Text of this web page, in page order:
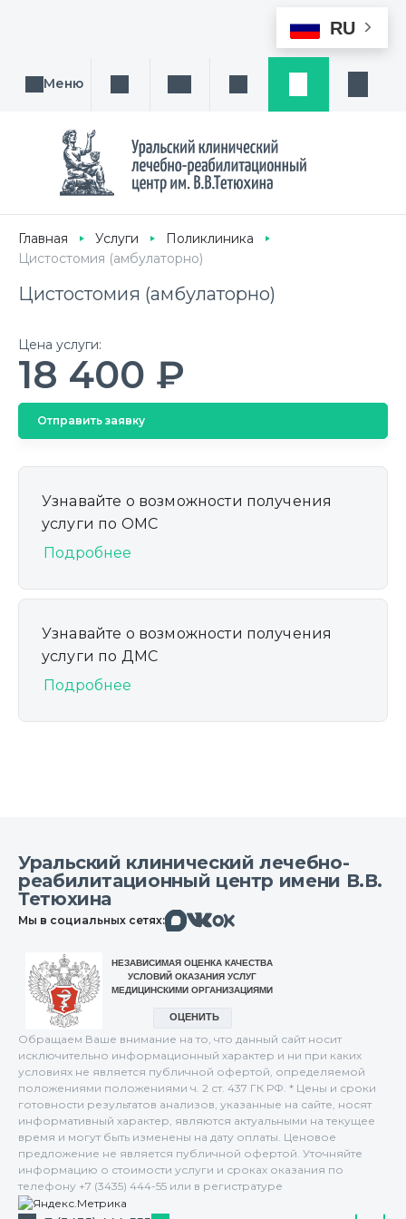
RU
Меню Поиск услуги, направления или врача
Написать намЗаказ звонка
Главная Услуги
Поликлиника
Цистостомия (амбулаторно)
Цистостомия (амбулаторно)
Цена услуги:
18 400 ₽
Отправить заявку
Узнавайте о возможности получения
услуги по ОМС
Подробнее
Узнавайте о возможности получения
услуги по ДМС
Подробнее
Уральский клинический лечебно-
реабилитационный центр имени В.В.
Тетюхина
Мы в социальных сетях:МаксВконтактеОдноклассники
Обращаем Ваше внимание на то, что данный сайт носит
исключительно информационный характер и ни при каких
условиях не является публичной офертой, определяемой
положениями положениями ч. 2 ст. 437 ГК РФ. * Цены и сроки
готовности результатов анализов, указанные на сайте, носят
информативный характер, являются актуальными на текущее
время и могут быть изменены на дату оплаты. Ценовое
предложение не является публичной офертой. Уточняйте
информацию о стоимости услуги и сроках оказания по
телефону +7 (3435) 444-55 или в регистратуре